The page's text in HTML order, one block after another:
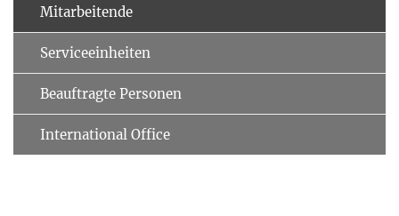
Mitarbeitende
Serviceeinheiten
Beauftragte Personen
International Office